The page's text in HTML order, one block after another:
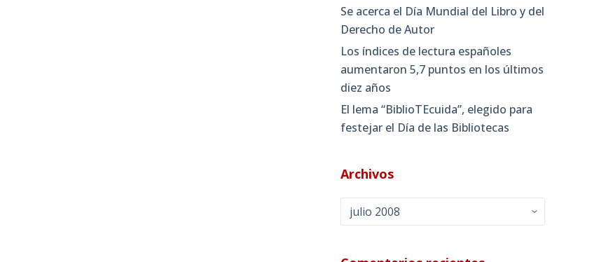
Se acerca el Día Mundial del Libro y del
Derecho de Autor
Los índices de lectura españoles
aumentaron 5,7 puntos en los últimos
diez años
El lema “BiblioTEcuida”, elegido para
festejar el Día de las Bibliotecas
Archivos
Archivos